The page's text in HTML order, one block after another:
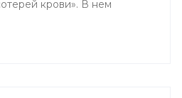
крови». В нем
гинекологи, хирурги,